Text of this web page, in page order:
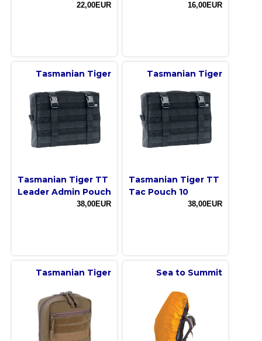
22,00EUR 16,00EUR
Tasmanian Tiger
Tasmanian Tiger TT
Leader Admin Pouch
38,00EUR
Tasmanian Tiger
Tasmanian Tiger TT
Tac Pouch 10
38,00EUR
Tasmanian Tiger Sea to Summit